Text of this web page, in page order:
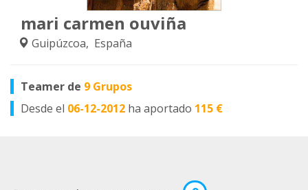
mari carmen ouviña
Guipúzcoa, España
Teamer de 9 Grupos
Desde el 06-12-2012 ha aportado 115 €